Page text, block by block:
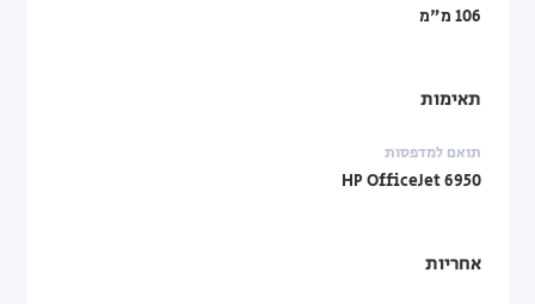
106 מ"מ
תאימות
תואם למדפסות
HP OfficeJet 6950
אחריות